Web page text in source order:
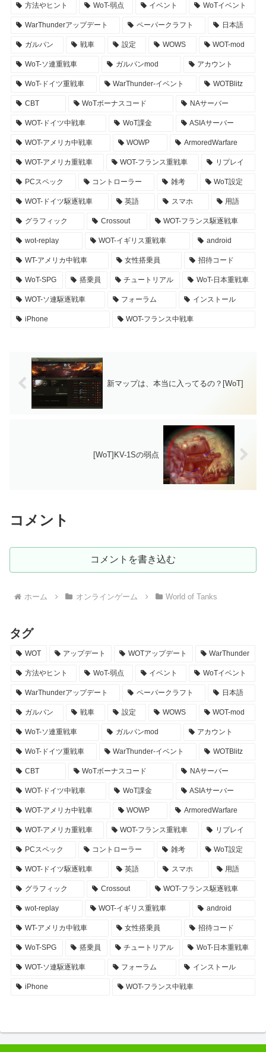
方法やヒント WoT-弱点 イベント WoTイベント
WarThunderアップデート ペーパークラフト 日本語
ガルパン 戦車 設定 WOWS WOT-mod
WoT-ソ連重戦車 ガルパンmod アカウント
WoT-ドイツ重戦車 WarThunder-イベント WOTBlitz
CBT WoTボーナスコード NAサーバー
WOT-ドイツ中戦車 WoT課金 ASIAサーバー
WOT-アメリカ中戦車 WOWP ArmoredWarfare
WOT-アメリカ重戦車 WOT-フランス重戦車 リプレイ
PCスペック コントローラー 雑考 WoT設定
WOT-ドイツ駆逐戦車 英語 スマホ 用語
グラフィック Crossout WOT-フランス駆逐戦車
wot-replay WOT-イギリス重戦車 android
WT-アメリカ中戦車 女性搭乗員 招待コード
WoT-SPG 搭乗員 チュートリアル WoT-日本重戦車
WOT-ソ連駆逐戦車 フォーラム インストール
iPhone WOT-フランス中戦車
新マップは、本当に入ってるの？[WoT]
[WoT]KV-1Sの弱点
コメント
コメントを書き込む
ホーム オンラインゲーム World of Tanks
タグ
WOT アップデート WOTアップデート WarThunder
方法やヒント WoT-弱点 イベント WoTイベント
WarThunderアップデート ペーパークラフト 日本語
ガルパン 戦車 設定 WOWS WOT-mod
WoT-ソ連重戦車 ガルパンmod アカウント
WoT-ドイツ重戦車 WarThunder-イベント WOTBlitz
CBT WoTボーナスコード NAサーバー
WOT-ドイツ中戦車 WoT課金 ASIAサーバー
WOT-アメリカ中戦車 WOWP ArmoredWarfare
WOT-アメリカ重戦車 WOT-フランス重戦車 リプレイ
PCスペック コントローラー 雑考 WoT設定
WOT-ドイツ駆逐戦車 英語 スマホ 用語
グラフィック Crossout WOT-フランス駆逐戦車
wot-replay WOT-イギリス重戦車 android
WT-アメリカ中戦車 女性搭乗員 招待コード
WoT-SPG 搭乗員 チュートリアル WoT-日本重戦車
WOT-ソ連駆逐戦車 フォーラム インストール
iPhone WOT-フランス中戦車